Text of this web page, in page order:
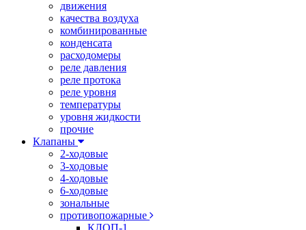
движения
качества воздуха
комбинированные
конденсата
расходомеры
реле давления
реле протока
реле уровня
температуры
уровня жидкости
прочие
Клапаны
2-ходовые
3-ходовые
4-ходовые
6-ходовые
зональные
противопожарные
КЛОП-1